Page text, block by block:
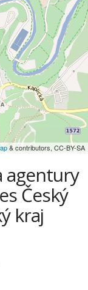
& contributors, CC-BY-SA
agentury
Český
kraj